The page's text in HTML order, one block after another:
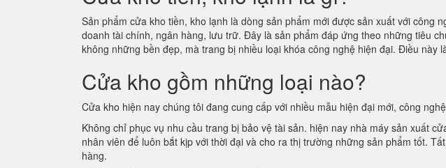
Sản phẩm cửa kho tiền, kho lạnh là dòng sản phẩm mới được sản xuất với
doanh tài chính, ngân hàng, lưu trữ. Đây là sản phẩm đáp ứng theo những tiêu
không những bền đẹp, mà trang bị nhiều loại khóa công nghệ hiện đại. Điều này
Cửa kho gồm những loại nào?
Cửa kho hiện nay chúng tôi đang cung cấp với nhiều mẫu hiện đại mới, công
Không chỉ phục vụ nhu cầu trang bị bảo vệ tài sản. hiện nay nhà máy sản xuất
nhân viên để luôn bắt kịp với thời đại và cho ra thị trường những sản phẩm tốt.
hàng.